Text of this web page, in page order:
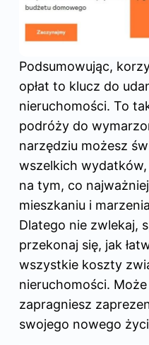
Podsumowując,
opłat to klucz do
nieruchomości. To
podróży do
narzędziu możesz
wszelkich
na tym, co
mieszkaniu i
Dlatego nie zwlekaj,
przekonaj się, jak
wszystkie koszty
nieruchomości. Może
zapragniesz
swojego nowego